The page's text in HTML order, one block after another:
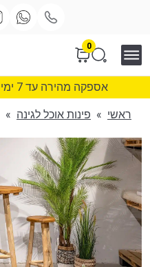
0
אספקה מהירה עד 7 ימי עסקים. ואולי הרבה לפני...
ראשי » פינות אוכל לגינה »